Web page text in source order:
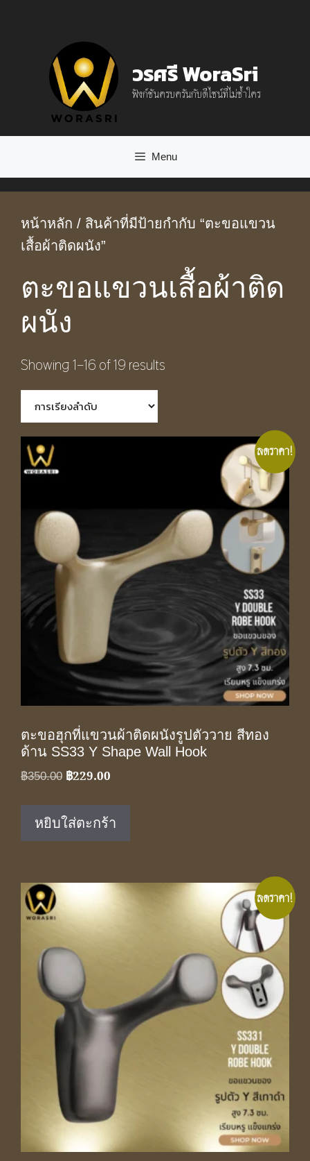
วรศรี WoraSri
ฟังก์ชันครบครันกับดีไซน์ที่ไม่ซ้ำใคร
Menu
หน้าหลัก / สินค้าที่มีป้ายกำกับ “ตะขอแขวน
เสื้อผ้าติดผนัง”
ตะขอแขวนเสื้อผ้าติด
ผนัง
Showing 1–16 of 19 results
ลดราคา!
ตะขอฮุกที่แขวนผ้าติดผนังรูปตัววาย สีทอง
ด้าน SS33 Y Shape Wall Hook
฿350.00 Original
was:
฿350.00.
฿229.00
฿229.00.
หยิบใส่ตะกร้า
ลดราคา!